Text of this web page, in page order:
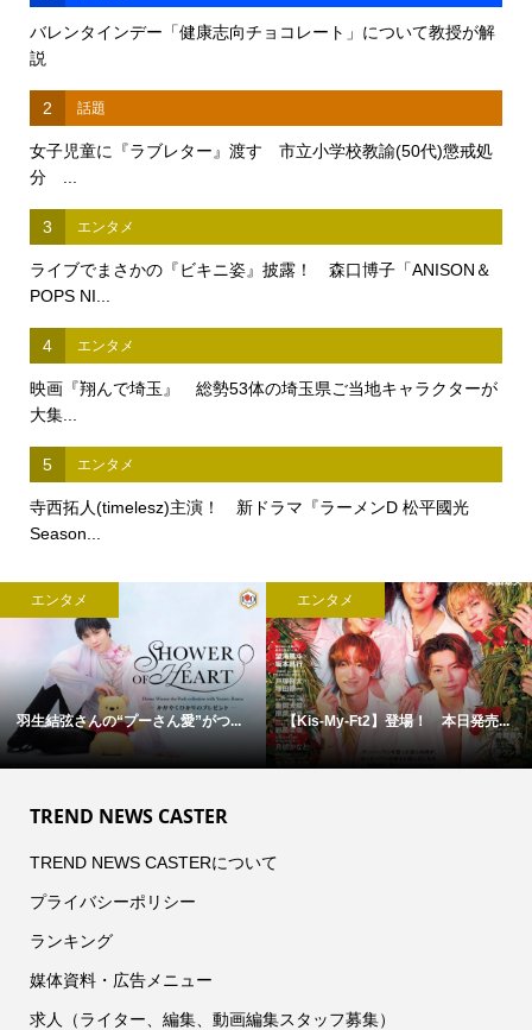
バレンタインデー「健康志向チョコレート」について教授が解
説
2 話題
女子児童に『ラブレター』渡す 市立小学校教諭(50代)懲戒処
分 ...
3 エンタメ
ライブでまさかの『ビキニ姿』披露！ 森口博子「ANISON＆
POPS NI...
4 エンタメ
映画『翔んで埼玉』 総勢53体の埼玉県ご当地キャラクターが
大集...
5 エンタメ
寺西拓人(timelesz)主演！ 新ドラマ『ラーメンD 松平國光
Season...
エンタメ
羽生結弦さんの“プーさん愛”がつ...
エンタメ
【Kis-My-Ft2】登場！ 本日発売...
TREND NEWS CASTER
TREND NEWS CASTERについて
プライバシーポリシー
ランキング
媒体資料・広告メニュー
求人（ライター、編集、動画編集スタッフ募集）